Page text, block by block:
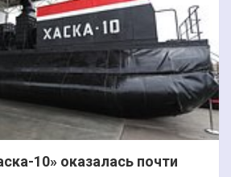
10» оказалась почти